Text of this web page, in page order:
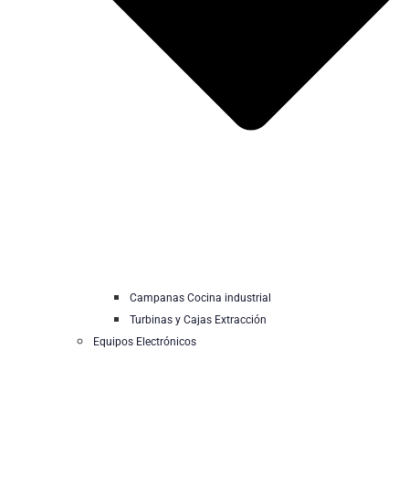
Campanas Cocina industrial
Turbinas y Cajas Extracción
Equipos Electrónicos